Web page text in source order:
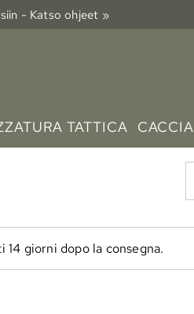
- Katso ohjeet »
TATTICA CACCIA
giorni dopo la consegna.